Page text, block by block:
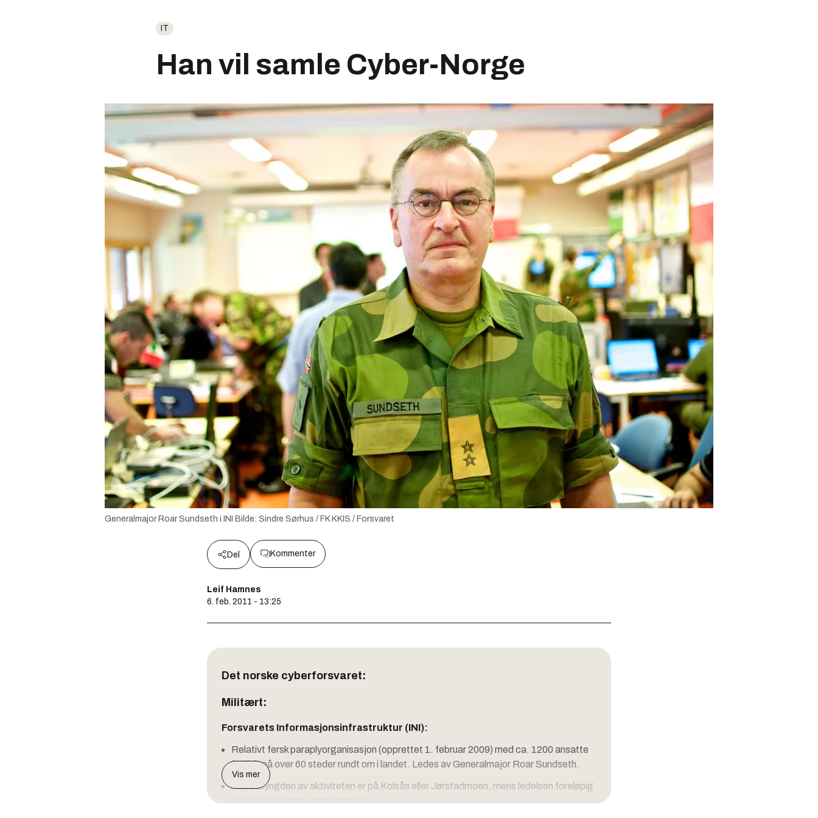
IT
Han vil samle Cyber-Norge
Generalmajor Roar Sundseth i INI Bilde: Sindre Sørhus / FK KKIS / Forsvaret
Del Kommenter
Leif Hamnes
6. feb. 2011 - 13:25
Det norske cyberforsvaret:
Militært:
Forsvarets Informasjonsinfrastruktur (INI):
Relativt fersk paraplyorganisasjon (opprettet 1. februar 2009) med ca. 1200 ansatte
fordelt på over 60 steder rundt om i landet. Ledes av Generalmajor Roar Sundseth.
Hovedtyngden av aktiviteten er på Kolsås eller Jørstadmoen, mens ledelsen foreløpig
Vis mer